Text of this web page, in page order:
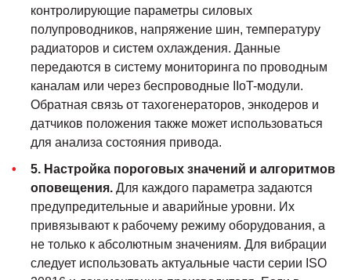
контролирующие параметры силовых
полупроводников, напряжение шин, температуру
радиаторов и систем охлаждения. Данные
передаются в систему мониторинга по проводным
каналам или через беспроводные IIoT-модули.
Обратная связь от тахогенераторов, энкодеров и
датчиков положения также может использоваться
для анализа состояния привода.
5. Настройка пороговых значений и алгоритмов
оповещения. Для каждого параметра задаются
предупредительные и аварийные уровни. Их
привязывают к рабочему режиму оборудования, а
не только к абсолютным значениям. Для вибрации
следует использовать актуальные части серии ISO